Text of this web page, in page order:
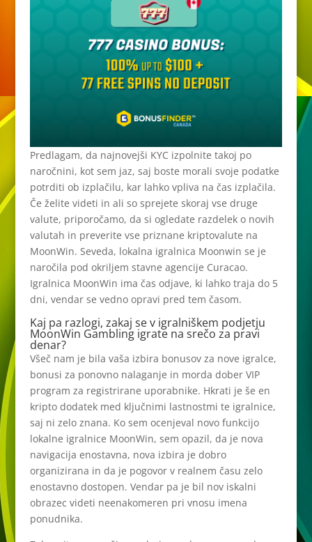
Predlagam, da najnovejši KYC izpolnite takoj po
naročnini, kot sem jaz, saj boste morali svoje podatke
potrditi ob izplačilu, kar lahko vpliva na čas izplačila.
Če želite videti in ali so sprejete skoraj vse druge
valute, priporočamo, da si ogledate razdelek o novih
valutah in preverite vse priznane kriptovalute na
MoonWin. Seveda, lokalna igralnica Moonwin se je
naročila pod okriljem stavne agencije Curacao.
Igralnica MoonWin ima čas odjave, ki lahko traja do 5
dni, vendar se vedno opravi pred tem časom.
Kaj pa razlogi, zakaj se v igralniškem podjetju
MoonWin Gambling igrate na srečo za pravi
denar?
Všeč nam je bila vaša izbira bonusov za nove igralce,
bonusi za ponovno nalaganje in morda dober VIP
program za registrirane uporabnike. Hkrati je še en
kripto dodatek med ključnimi lastnostmi te igralnice,
saj ni zelo znana. Ko sem ocenjeval novo funkcijo
lokalne igralnice MoonWin, sem opazil, da je nova
navigacija enostavna, nova izbira je dobro
organizirana in da je pogovor v realnem času zelo
enostavno dostopen. Vendar pa je bil nov iskalni
obrazec videti neenakomeren pri vnosu imena
ponudnika.